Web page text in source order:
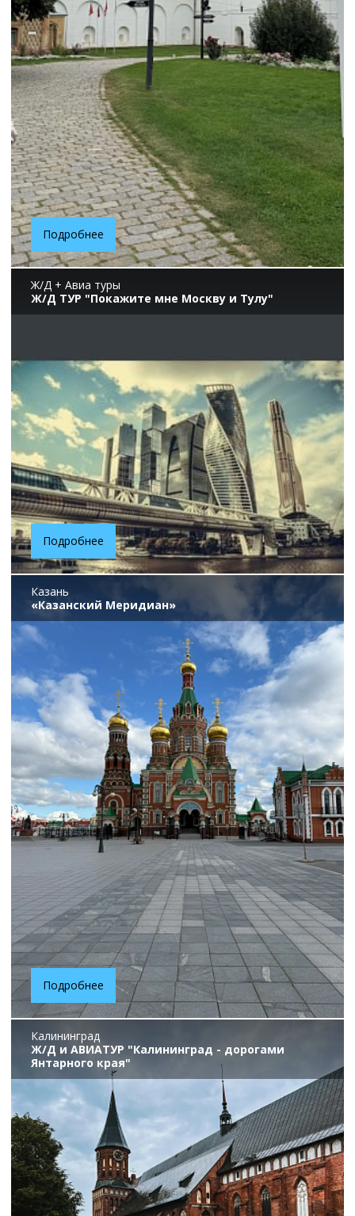
Подробнее
Ж/Д + Авиа туры
Ж/Д ТУР "Покажите мне Москву и Тулу"
Подробнее
Казань
«Казанский Меридиан»
Подробнее
Калининград
Ж/Д и АВИАТУР "Калининград - дорогами
Янтарного края"